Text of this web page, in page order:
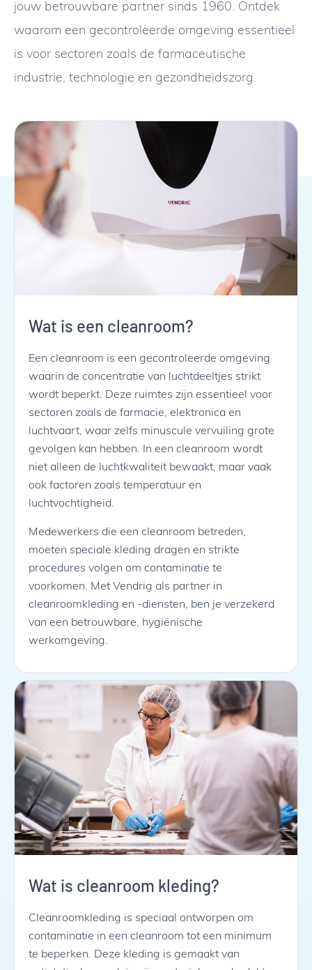
jouw betrouwbare partner sinds 1960. Ontdek
waarom een gecontroleerde omgeving essentieel
is voor sectoren zoals de farmaceutische
industrie, technologie en gezondheidszorg.
Wat is een cleanroom?
Een cleanroom is een gecontroleerde omgeving
waarin de concentratie van luchtdeeltjes strikt
wordt beperkt. Deze ruimtes zijn essentieel voor
sectoren zoals de farmacie, elektronica en
luchtvaart, waar zelfs minuscule vervuiling grote
gevolgen kan hebben. In een cleanroom wordt
niet alleen de luchtkwaliteit bewaakt, maar vaak
ook factoren zoals temperatuur en
luchtvochtigheid.
Medewerkers die een cleanroom betreden,
moeten speciale kleding dragen en strikte
procedures volgen om contaminatie te
voorkomen. Met Vendrig als partner in
cleanroomkleding en -diensten, ben je verzekerd
van een betrouwbare, hygiënische
werkomgeving.
Wat is cleanroom kleding?
Cleanroomkleding is speciaal ontworpen om
contaminatie in een cleanroom tot een minimum
te beperken. Deze kleding is gemaakt van